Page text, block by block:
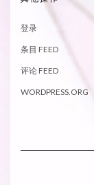
登录
条目 FEED
评论 FEED
WORDPRESS.ORG